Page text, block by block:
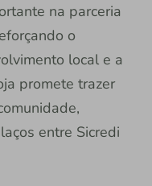
na parceria
o
local e a
promete trazer
entre Sicredi